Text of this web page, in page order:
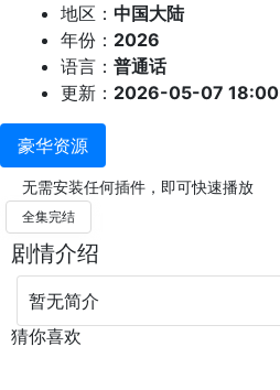
地区： 中国大陆
年份： 2026
语言： 普通话
更新： 2026-05-07 18:00
豪华资源
无需安装任何插件，即可快速播放
全集完结
剧情介绍
暂无简介
猜你喜欢